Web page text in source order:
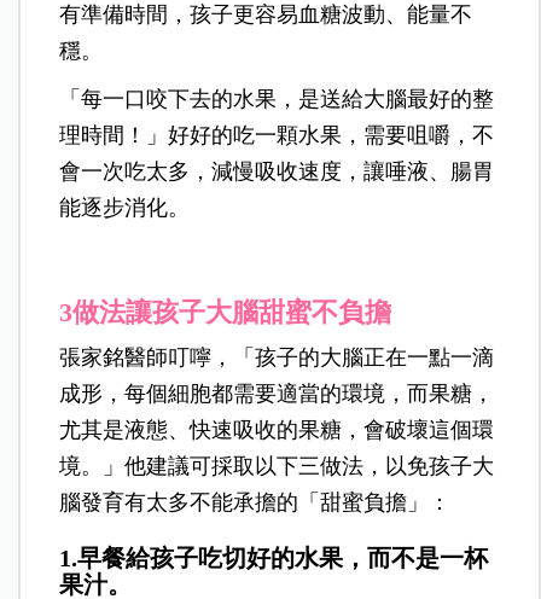
有準備時間，孩子更容易血糖波動、能量不
穩。
「每一口咬下去的水果，是送給大腦最好的整
理時間！」好好的吃一顆水果，需要咀嚼，不
會一次吃太多，減慢吸收速度，讓唾液、腸胃
能逐步消化。
3做法讓孩子大腦甜蜜不負擔
張家銘醫師叮嚀，「孩子的大腦正在一點一滴
成形，每個細胞都需要適當的環境，而果糖，
尤其是液態、快速吸收的果糖，會破壞這個環
境。」他建議可採取以下三做法，以免孩子大
腦發育有太多不能承擔的「甜蜜負擔」：
1.早餐給孩子吃切好的水果，而不是一杯
果汁。